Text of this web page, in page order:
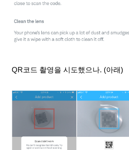
QR코드 촬영을 시도했으나. (아래)